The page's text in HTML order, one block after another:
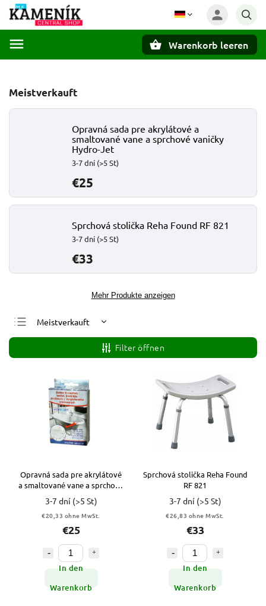
Warenkorb leeren
Meistverkauft
Opravná sada pre akrylátové a
smaltované vane a sprchové vaničky
Hydro-Jet
3-7 dní (>5 St)
€25
Sprchová stolička Reha Found RF 821
3-7 dní (>5 St)
€33
Mehr Produkte anzeigen
Meistverkauft
Günstigste
Teuerste
Alphabetisch
Filter öffnen
Opravná sada pre akrylátové
a smaltované vane a sprchové
vaničky Hydro-Jet
3-7 dní (>5 St)
€20,33 ohne MwSt.
€25
In den
Warenkorb
Sprchová stolička Reha Found
RF 821
3-7 dní (>5 St)
€26,83 ohne MwSt.
€33
In den
Warenkorb